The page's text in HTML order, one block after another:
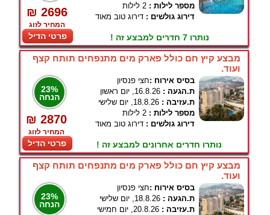
₪ 2696
המחיר לזוג
פרטי הדיל
מספר לילות : 2 לילות
דירוג גולשים : דירוג טוב מאוד
נותרו 7 חדרים למבצע זה !
מבצע קיץ חם כולל פארק מים מתנפחים תותח קצף
ועוד.
23%
הנחה
₪ 2870
המחיר לזוג
פרטי הדיל
בסיס אירוח :חצי פנסיון
ת.הגעה : 16.8.26, יום ראשון
ת.עזיבה : 18.8.26, יום שלישי
מספר לילות : 2 לילות
דירוג גולשים : דירוג טוב מאוד
נותרו חדרים אחרונים למבצע זה !
מבצע קיץ חם כולל פארק מים מתנפחים תותח קצף
ועוד.
23%
הנחה
בסיס אירוח :חצי פנסיון
ת.הגעה : 18.8.26, יום שלישי
ת.עזיבה : 20.8.26, יום חמישי